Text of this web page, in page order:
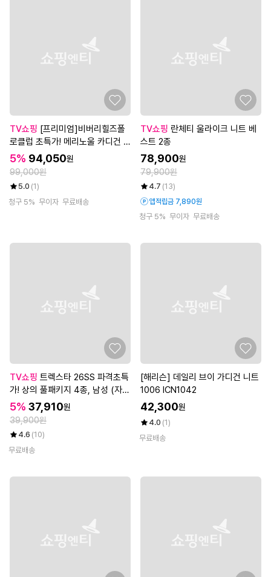
TV쇼핑
로클럽 초특가! 메리노울 카디건 2
종, 남성
5% 94,050원
99,000원
5.0 (1)
청구 5% 무이자 무료배송
TV쇼핑
스트 2종
78,900원
79,900원
4.7 (13)
앱적립금 7,890원
청구 5% 무이자 무료배송
TV쇼핑
가! 상의 풀패키지 4종, 남성 (자켓
+베스트+티셔츠+파우치)
5% 37,910원
39,900원
4.6 (10)
무료배송
[해리슨] 데일리 브이 가디건 니트
1006 ICN1042
42,300원
4.0 (1)
무료배송